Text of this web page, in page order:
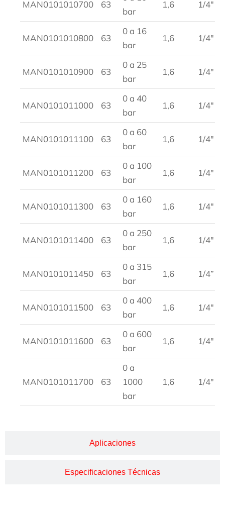
Aplicaciones
Especificaciones Técnicas
MAN0101010700 63
bar
1,6 1/4″
MAN0101010800 63
0 a 16
bar
1,6 1/4″
MAN0101010900 63
0 a 25
bar
1,6 1/4″
MAN0101011000 63
0 a 40
bar
1,6 1/4″
MAN0101011100 63
0 a 60
bar
1,6 1/4″
MAN0101011200 63
0 a 100
bar
1,6 1/4″
MAN0101011300 63
0 a 160
bar
1,6 1/4″
MAN0101011400 63
0 a 250
bar
1,6 1/4″
MAN0101011450 63
0 a 315
bar
1,6 1/4”
MAN0101011500 63
0 a 400
bar
1,6 1/4″
MAN0101011600 63
0 a 600
bar
1,6 1/4″
MAN0101011700 63
0 a
1000
bar
1,6 1/4″